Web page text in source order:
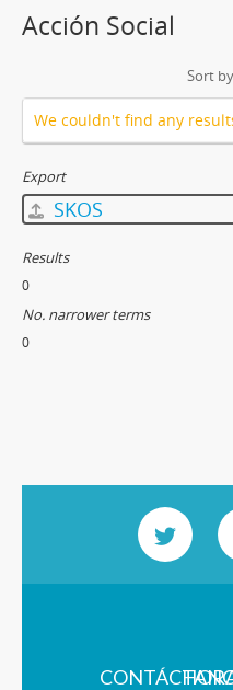
Acción Social
Sort
We couldn't find any
Export
SKOS
Results
0
No. narrower terms
0